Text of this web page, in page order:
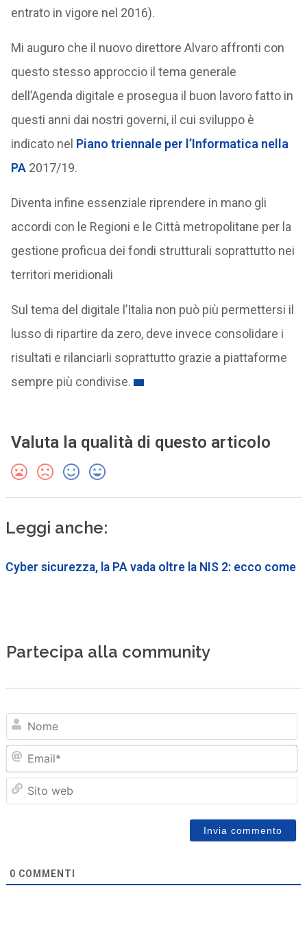
entrato in vigore nel 2016).
Mi auguro che il nuovo direttore Alvaro affronti con
questo stesso approccio il tema generale
dell’Agenda digitale e prosegua il buon lavoro fatto in
questi anni dai nostri governi, il cui sviluppo è
indicato nel Piano triennale per l’Informatica nella
PA 2017/19.
Diventa infine essenziale riprendere in mano gli
accordi con le Regioni e le Città metropolitane per la
gestione proficua dei fondi strutturali soprattutto nei
territori meridionali
Sul tema del digitale l’Italia non può più permettersi il
lusso di ripartire da zero, deve invece consolidare i
risultati e rilanciarli soprattutto grazie a piattaforme
sempre più condivise.
Valuta la qualità di questo articolo
Leggi anche:
Cyber sicurezza, la PA vada oltre la NIS 2: ecco come
Partecipa alla community
0 COMMENTI